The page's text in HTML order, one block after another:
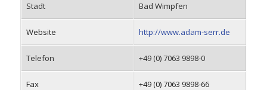
Stadt Bad Wimpfen
Website http://www.adam-serr.de
Telefon +49 (0) 7063 9898-0
Fax +49 (0) 7063 9898-66